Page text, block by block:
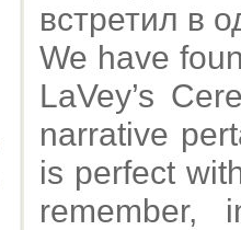
встретил в
We have
LaVey’s
narrative
is perfect
remember,